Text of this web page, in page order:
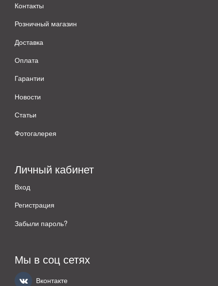
Контакты
Розничный магазин
Доставка
Оплата
Гарантии
Новости
Статьи
Фотогалерея
Личный кабинет
Вход
Регистрация
Забыли пароль?
Мы в соц сетях
Вконтакте